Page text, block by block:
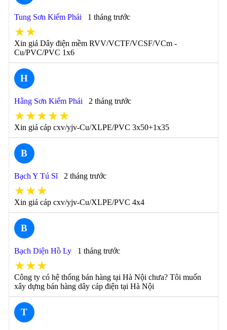
Tung Sơn Kiếm Phái 1 tháng trước
★★
Xin giá Dây điện mềm RVV/VCTF/VCSF/VCm -
Cu/PVC/PVC 1x6
H
Hằng Sơn Kiếm Phái 2 tháng trước
★★★★★
Xin giá cáp cxv/yjv-Cu/XLPE/PVC 3x50+1x35
B
Bạch Y Tú Sĩ 2 tháng trước
★★★
Xin giá cáp cxv/yjv-Cu/XLPE/PVC 4x4
B
Bạch Diện Hồ Ly 1 tháng trước
★★★
Công ty có hệ thống bán hàng tại Hà Nội chưa? Tôi muốn
xây dựng bán hàng dây cáp điện tại Hà Nội
T